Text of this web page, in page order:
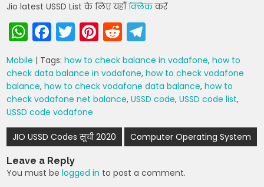
Jio latest USSD List के लिए यहाँक्लिककरें
W
h
a
ts
A
p
p
F
a
c
e
b
o
o
k
T
w
itt
er
Pi
nt
er
e
st
R
e
d
di
t
el
e
gr
a
m
Mobile | Tags:how to check balance in vodafone,how to
check data balance in vodafone,how to check vodafone
balance,how to check vodafone data balance,how to
check vodafone net balance,USSD code,USSD code list,
USSD code vodafone
Post
navigation
JIO USSD Codes सूची 2020 Computer Operating System
Leave a Reply
You must belogged in to post a comment.